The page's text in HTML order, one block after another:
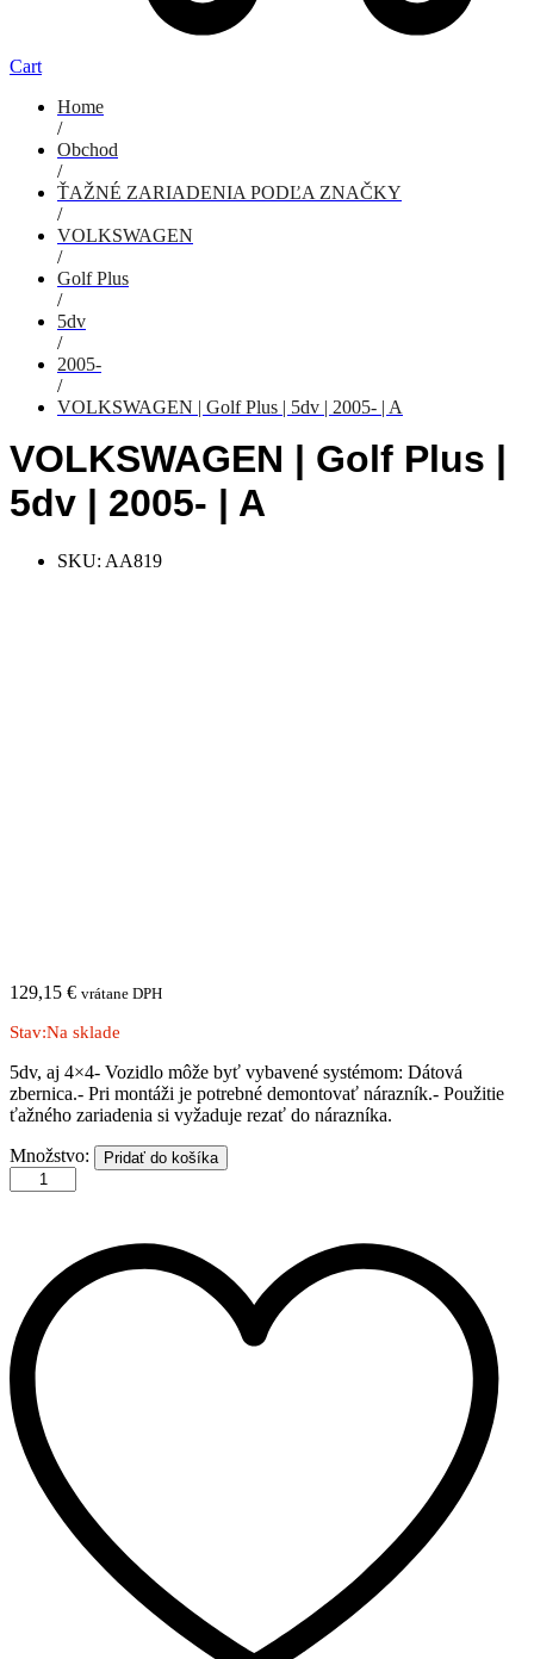
Cart
Home
/
Obchod
/
ŤAŽNÉ ZARIADENIA PODĽA ZNAČKY
/
VOLKSWAGEN
/
Golf Plus
/
5dv
/
2005-
/
VOLKSWAGEN | Golf Plus | 5dv | 2005- | A
VOLKSWAGEN | Golf Plus |
5dv | 2005- | A
SKU: AA819
129,15 € vrátane DPH
Stav:Na sklade
5dv, aj 4×4- Vozidlo môže byť vybavené systémom: Dátová
zbernica.- Pri montáži je potrebné demontovať nárazník.- Použitie
ťažného zariadenia si vyžaduje rezať do nárazníka.
VOLKSWAGEN
Golf
2005-
A
množstvo
Množstvo: Pridať do košíka